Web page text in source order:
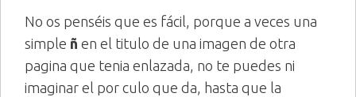
No os penséis que es fácil, porque a veces una
simple ñ en el titulo de una imagen de otra
pagina que tenia enlazada, no te puedes ni
imaginar el por culo que da, hasta que la